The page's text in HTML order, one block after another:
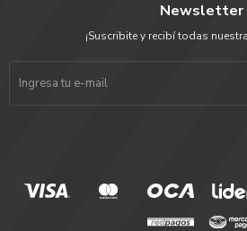
Newsletter
¡Suscribite y recibí todas